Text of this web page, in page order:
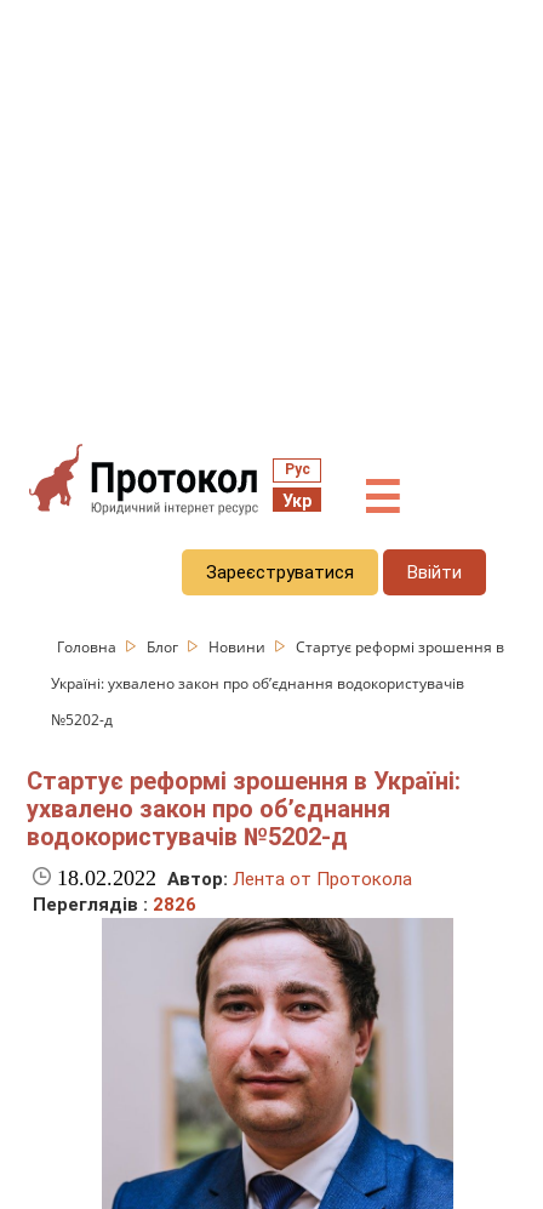
Рус
Укр ☰
Зареєструватися Ввійти
Головна Блог Новини
Стартує реформі зрошення в
Україні: ухвалено закон про об’єднання водокористувачів
№5202-д
Стартує реформі зрошення в Україні:
ухвалено закон про об’єднання
водокористувачів №5202-д
18.02.2022 Автор: Лента от Протокола
Переглядів : 2826